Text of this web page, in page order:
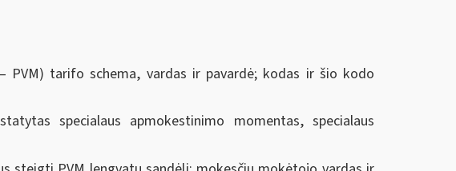
tarifo schema, vardas ir pavardė; kodas ir šio kodo
specialaus apmokestinimo momentas, specialaus